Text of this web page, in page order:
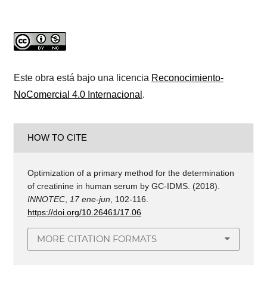
Este obra está bajo una licencia Reconocimiento-
NoComercial 4.0 Internacional .
HOW TO CITE
Optimization of a primary method for the determination
of creatinine in human serum by GC-IDMS. (2018).
INNOTEC, 17 ene-jun , 102-116.
https://doi.org/10.26461/17.06
MORE CITATION FORMATS